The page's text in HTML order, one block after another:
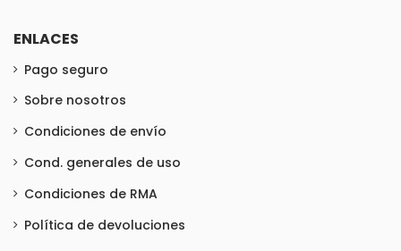
ENLACES
Pago seguro
Sobre nosotros
Condiciones de envío
Cond. generales de uso
Condiciones de RMA
Política de devoluciones